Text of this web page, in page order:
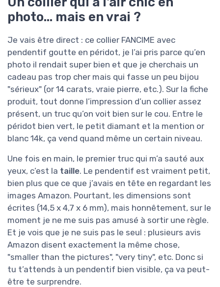
photo… mais en vrai ?
Je vais être direct : ce collier FANCIME avec
pendentif goutte en péridot, je l’ai pris parce qu’en
photo il rendait super bien et que je cherchais un
cadeau pas trop cher mais qui fasse un peu bijou
"sérieux" (or 14 carats, vraie pierre, etc.). Sur la fiche
produit, tout donne l’impression d’un collier assez
présent, un truc qu’on voit bien sur le cou. Entre le
péridot bien vert, le petit diamant et la mention or
blanc 14k, ça vend quand même un certain niveau.
Une fois en main, le premier truc qui m’a sauté aux
yeux, c’est la taille. Le pendentif est vraiment petit,
bien plus que ce que j’avais en tête en regardant les
images Amazon. Pourtant, les dimensions sont
écrites (14,5 x 4,7 x 6 mm), mais honnêtement, sur le
moment je ne me suis pas amusé à sortir une règle.
Et je vois que je ne suis pas le seul : plusieurs avis
Amazon disent exactement la même chose,
"smaller than the pictures", "very tiny", etc. Donc si
tu t’attends à un pendentif bien visible, ça va peut-
être te surprendre.